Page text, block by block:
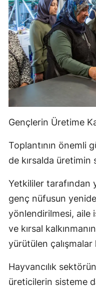
Gençlerin Üretime
Toplantının önemli
de kırsalda üretimin
Yetkililer tarafından
genç nüfusun
yönlendirilmesi, aile
ve kırsal
yürütülen çalışmalar
Hayvancılık
üreticilerin sisteme